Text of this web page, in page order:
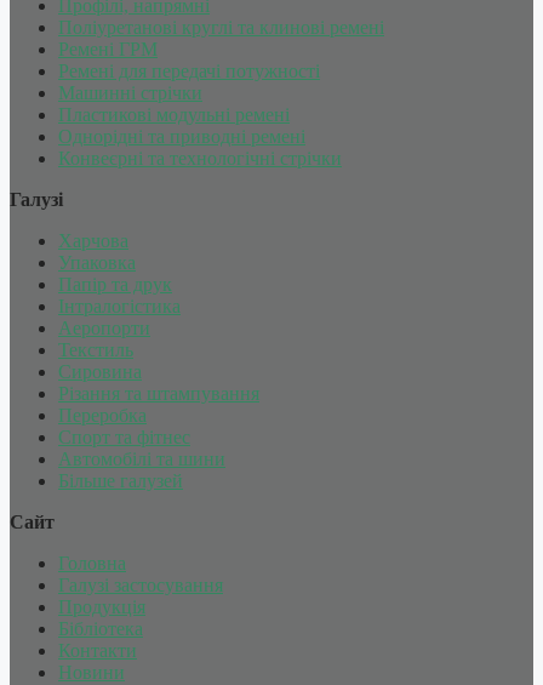
Профілі, напрямні
Поліуретанові круглі та клинові ремені
Ремені ГРМ
Ремені для передачі потужності
Машинні стрічки
Пластикові модульні ремені
Однорідні та приводні ремені
Конвеєрні та технологічні стрічки
Галузі
Харчова
Упаковка
Папір та друк
Інтралогістика
Аеропорти
Текстиль
Сировина
Різання та штампування
Переробка
Спорт та фітнес
Автомобілі та шини
Більше галузей
Сайт
Головна
Галузі застосування
Продукція
Бібліотека
Контакти
Новини